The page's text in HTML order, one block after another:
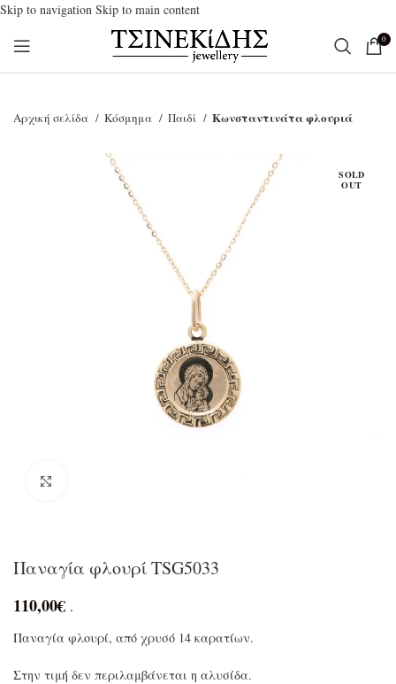
Skip to navigation Skip to main content
0
Αρχική σελίδα Κόσμημα Παιδί Κωνσταντινάτα φλουριά
SOLD
OUT
Παναγία φλουρί TSG5033
110,00€ .
Παναγία φλουρί, από χρυσό 14 καρατίων.
Στην τιμή δεν περιλαμβάνεται η αλυσίδα.